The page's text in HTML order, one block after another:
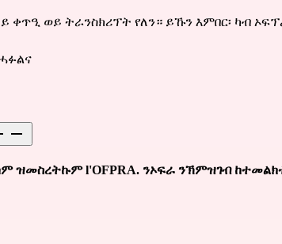
ቀጥዒ ወይ ትራንስክሪፕት የለን። ይኹን እምበር፡ ካብ
ዝመስረትኩም l'OFPRA. ንኦፍራ ንኽምዝገብ